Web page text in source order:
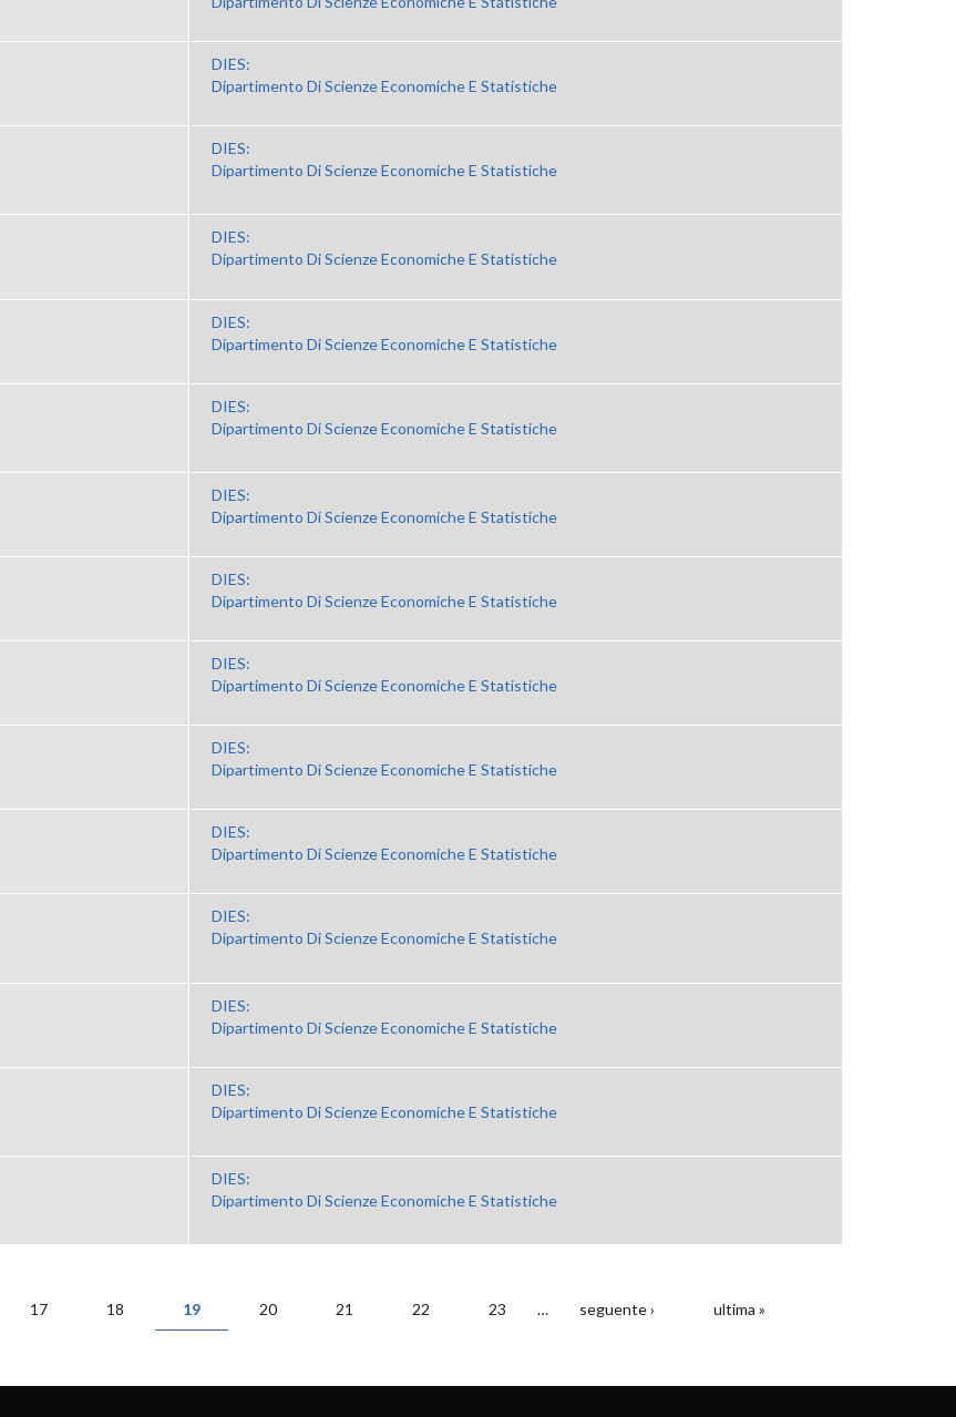
DIES:
Dipartimento Di Scienze Economiche E Statistiche
DIES:
Dipartimento Di Scienze Economiche E Statistiche
DIES:
Dipartimento Di Scienze Economiche E Statistiche
DIES:
Dipartimento Di Scienze Economiche E Statistiche
DIES:
Dipartimento Di Scienze Economiche E Statistiche
DIES:
Dipartimento Di Scienze Economiche E Statistiche
DIES:
Dipartimento Di Scienze Economiche E Statistiche
DIES:
Dipartimento Di Scienze Economiche E Statistiche
DIES:
Dipartimento Di Scienze Economiche E Statistiche
DIES:
Dipartimento Di Scienze Economiche E Statistiche
DIES:
Dipartimento Di Scienze Economiche E Statistiche
DIES:
Dipartimento Di Scienze Economiche E Statistiche
DIES:
Dipartimento Di Scienze Economiche E Statistiche
DIES:
Dipartimento Di Scienze Economiche E Statistiche
17 18 19 20 21 22 23 … seguente › ultima »